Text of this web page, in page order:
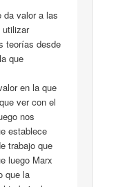
da valor a las
utilizar
teorías desde
que
en la que
ver con el
nos
establece
trabajo que
luego Marx
que la